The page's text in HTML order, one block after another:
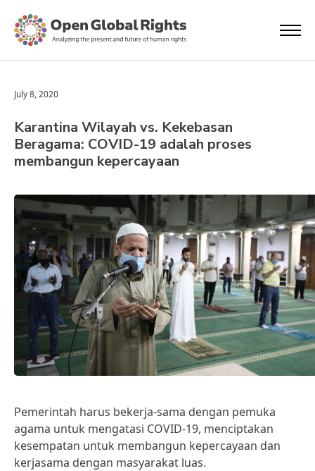
July 8, 2020
Karantina Wilayah vs. Kekebasan
Beragama: COVID-19 adalah proses
membangun kepercayaan
Pemerintah harus bekerja-sama dengan pemuka
agama untuk mengatasi COVID-19, menciptakan
kesempatan untuk membangun kepercayaan dan
kerjasama dengan masyarakat luas.